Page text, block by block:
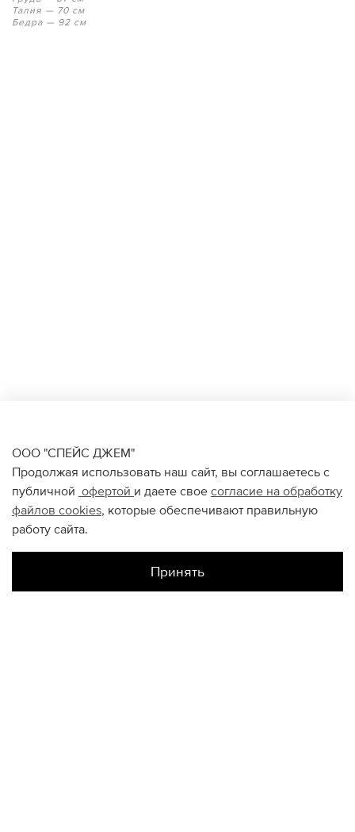
Талия — 70 см
Бедра — 92 см
ООО "СПЕЙС ДЖЕМ"
Продолжая использовать наш сайт, вы соглашаетесь с
публичной офертой и даете свое согласие на обработку
файлов cookies, которые обеспечивают правильную
работу сайта.
Принять